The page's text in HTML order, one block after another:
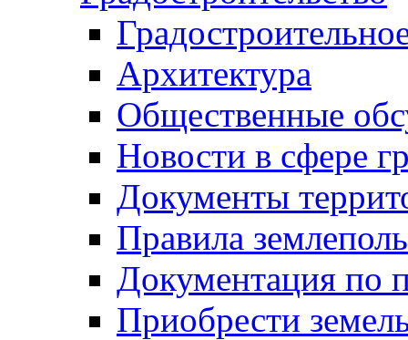
Архитектура
Общественные
Новости в сфере
Документы
Правила
Документация по
Приобрести